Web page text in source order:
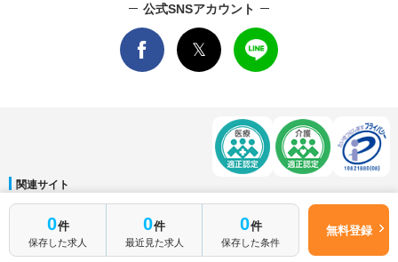
0件
保存した求人
0件
最近見た求人
0件
保存した条件
無料登録
公式SNSアカウント
無料転職サポートに申し込む
はじめて転職
関連サイト
マイナビDOCTOR│マイナビ看護師│マイナビ薬剤師│マイナビ保育士
運営会社
会社概要│ ご利用規約 個人情報保護方針 サイトマップ│お問い合わせ